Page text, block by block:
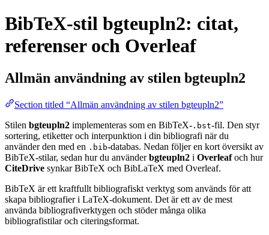
BibTeX-stil bgteupln2: citat,
referenser och Overleaf
Allmän användning av stilen bgteupln2
Section titled “Allmän användning av stilen bgteupln2”
Stilen bgteupln2 implementeras som en BibTeX- .bst-fil. Den styr
sortering, etiketter och interpunktion i din bibliografi när du
använder den med en .bib-databas. Nedan följer en kort översikt av
BibTeX-stilar, sedan hur du använderbgteupln2 i Overleafoch hur
CiteDrive synkar BibTeX och BibLaTeX med Overleaf.
BibTeX är ett kraftfullt bibliografiskt verktyg som används för att
skapa bibliografier i LaTeX-dokument. Det är ett av de mest
använda bibliografiverktygen och stöder många olika
bibliografistilar och citeringsformat.